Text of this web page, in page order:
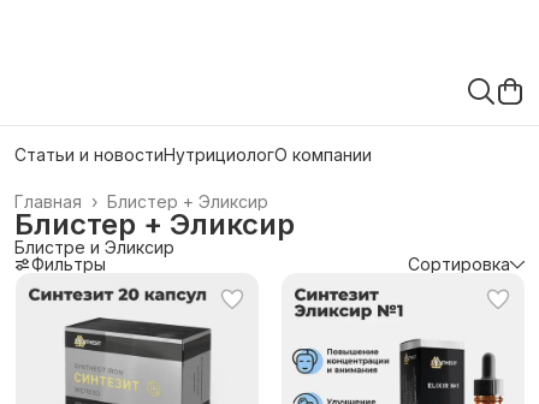
Статьи и новостиНутрициологО компании
Блистер + Эликсир
Главная ›
Блистер + Эликсир
Блистре и Эликсир
Фильтры
Сортировка